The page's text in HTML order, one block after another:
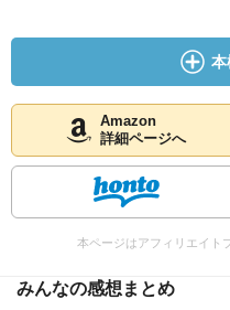
本
Amazon
詳細ページへ
本ページはアフィリエイト
みんなの感想まとめ